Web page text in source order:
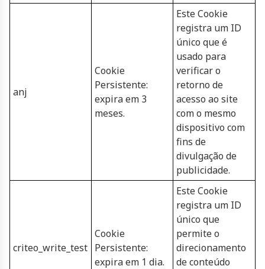
anj
Cookie
Persistente:
expira em 3
meses.
Este Cookie
registra um ID
único que é
usado para
verificar o
retorno de
acesso ao site
com o mesmo
dispositivo com
fins de
divulgação de
publicidade.
criteo_write_test
Cookie
Persistente:
expira em 1 dia.
Este Cookie
registra um ID
único que
permite o
direcionamento
de conteúdo